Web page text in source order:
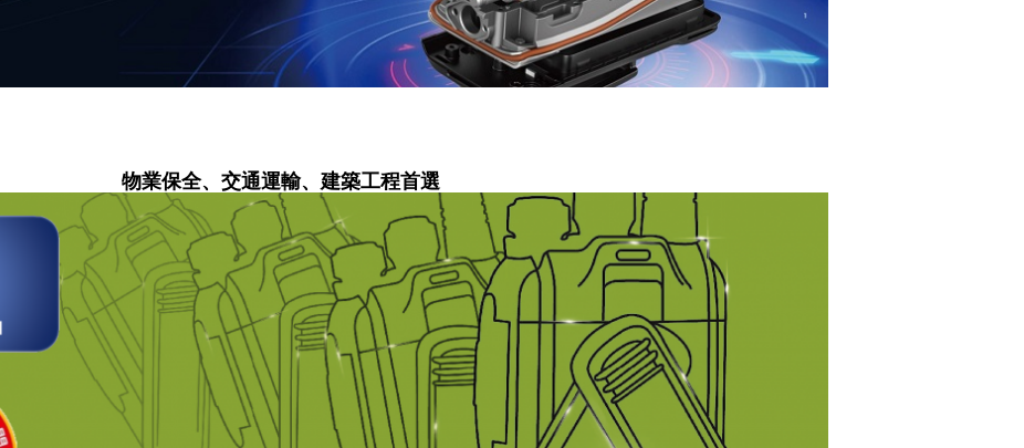
物業保全、交通運輸、建築工程首選